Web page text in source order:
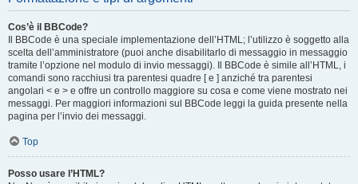
Cos’è il BBCode?
Il BBCode è una speciale implementazione dell’HTML; l’utilizzo è soggetto alla
scelta dell’amministratore (puoi anche disabilitarlo di messaggio in messaggio
tramite l’opzione nel modulo di invio messaggi). Il BBCode è simile all’HTML, i
comandi sono racchiusi tra parentesi quadre [ e ] anziché tra parentesi
angolari < e > e offre un controllo maggiore su cosa e come viene mostrato nei
messaggi. Per maggiori informazioni sul BBCode leggi la guida presente nella
pagina per l’invio dei messaggi.
Top
Posso usare l’HTML?